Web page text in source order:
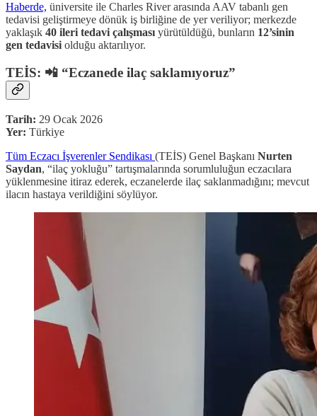
Haberde, üniversite ile Charles River arasında AAV tabanlı gen
tedavisi geliştirmeye dönük iş birliğine de yer veriliyor; merkezde
yaklaşık 40 ileri tedavi çalışması yürütüldüğü, bunların 12’sinin
gen tedavisi olduğu aktarılıyor.
TEİS: 📲 “Eczanede ilaç saklamıyoruz”
Tarih: 29 Ocak 2026
Yer: Türkiye
Tüm Eczacı İşverenler Sendikası (TEİS) Genel Başkanı Nurten
Saydan, “ilaç yokluğu” tartışmalarında sorumluluğun eczacılara
yüklenmesine itiraz ederek, eczanelerde ilaç saklanmadığını; mevcut
ilacın hastaya verildiğini söylüyor.